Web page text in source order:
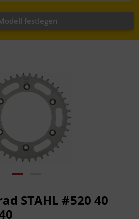
festlegen
STAHL #520 40